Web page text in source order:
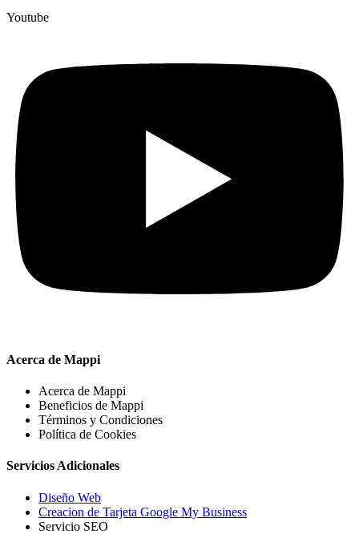
Youtube
Acerca de Mappi
Acerca de Mappi
Beneficios de Mappi
Términos y Condiciones
Política de Cookies
Servicios Adicionales
Diseño Web
Creacion de Tarjeta Google My Business
Servicio SEO